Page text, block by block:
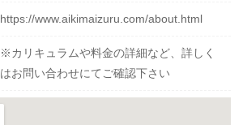
https://www.aikimaizuru.com/about.html
※カリキュラムや料金の詳細など、詳しく
はお問い合わせにてご確認下さい